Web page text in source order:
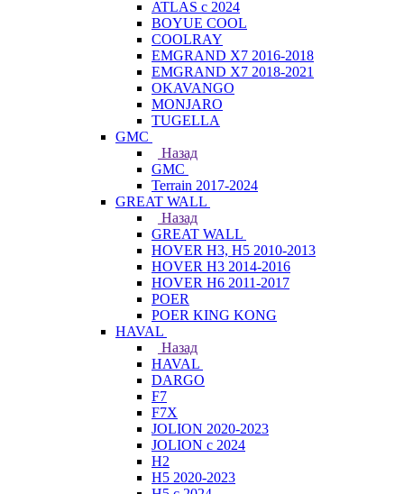
ATLAS с 2024
BOYUE COOL
COOLRAY
EMGRAND X7 2016-2018
EMGRAND X7 2018-2021
OKAVANGO
MONJARO
TUGELLA
GMC
Назад
GMC
Terrain 2017-2024
GREAT WALL
Назад
GREAT WALL
HOVER H3, H5 2010-2013
HOVER H3 2014-2016
HOVER H6 2011-2017
POER
POER KING KONG
HAVAL
Назад
HAVAL
DARGO
F7
F7X
JOLION 2020-2023
JOLION с 2024
H2
H5 2020-2023